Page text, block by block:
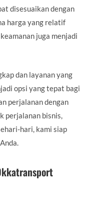
disesuaikan dengan
harga yang relatif
juga menjadi
dan layanan yang
opsi yang tepat bagi
perjalanan dengan
perjalanan bisnis,
hari, kami siap